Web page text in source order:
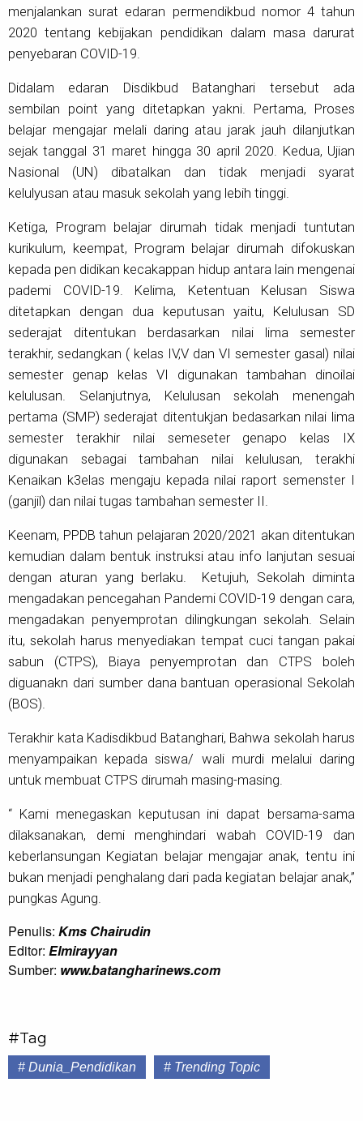
menjalankan surat edaran permendikbud nomor 4 tahun
2020 tentang kebijakan pendidikan dalam masa darurat
penyebaran COVID-19.
Didalam edaran Disdikbud Batanghari tersebut ada
sembilan point yang ditetapkan yakni. Pertama, Proses
belajar mengajar melali daring atau jarak jauh dilanjutkan
sejak tanggal 31 maret hingga 30 april 2020. Kedua, Ujian
Nasional (UN) dibatalkan dan tidak menjadi syarat
kelulyusan atau masuk sekolah yang lebih tinggi.
Ketiga, Program belajar dirumah tidak menjadi tuntutan
kurikulum, keempat, Program belajar dirumah difokuskan
kepada pen didikan kecakappan hidup antara lain mengenai
pademi COVID-19. Kelima, Ketentuan Kelusan Siswa
ditetapkan dengan dua keputusan yaitu, Kelulusan SD
sederajat ditentukan berdasarkan nilai lima semester
terakhir, sedangkan ( kelas IV,V dan VI semester gasal) nilai
semester genap kelas VI digunakan tambahan dinoilai
kelulusan. Selanjutnya, Kelulusan sekolah menengah
pertama (SMP) sederajat ditentukjan bedasarkan nilai lima
semester terakhir nilai semeseter genapo kelas IX
digunakan sebagai tambahan nilai kelulusan, terakhi
Kenaikan k3elas mengaju kepada nilai raport semenster I
(ganjil) dan nilai tugas tambahan semester II.
Keenam, PPDB tahun pelajaran 2020/2021 akan ditentukan
kemudian dalam bentuk instruksi atau info lanjutan sesuai
dengan aturan yang berlaku. Ketujuh, Sekolah diminta
mengadakan pencegahan Pandemi COVID-19 dengan cara,
mengadakan penyemprotan dilingkungan sekolah. Selain
itu, sekolah harus menyediakan tempat cuci tangan pakai
sabun (CTPS), Biaya penyemprotan dan CTPS boleh
diguanakn dari sumber dana bantuan operasional Sekolah
(BOS).
Terakhir kata Kadisdikbud Batanghari, Bahwa sekolah harus
menyampaikan kepada siswa/ wali murdi melalui daring
untuk membuat CTPS dirumah masing-masing.
“ Kami menegaskan keputusan ini dapat bersama-sama
dilaksanakan, demi menghindari wabah COVID-19 dan
keberlansungan Kegiatan belajar mengajar anak, tentu ini
bukan menjadi penghalang dari pada kegiatan belajar anak,”
pungkas Agung.
Penulis: Kms Chairudin
Editor: Elmirayyan
Sumber: www.batangharinews.com
#Tag
# Dunia_Pendidikan # Trending Topic